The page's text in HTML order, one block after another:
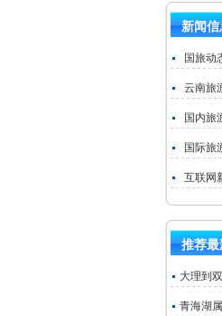
新闻信
国旅动
云南旅
国内旅
国际旅
互联网
推荐
大理到
青海湖